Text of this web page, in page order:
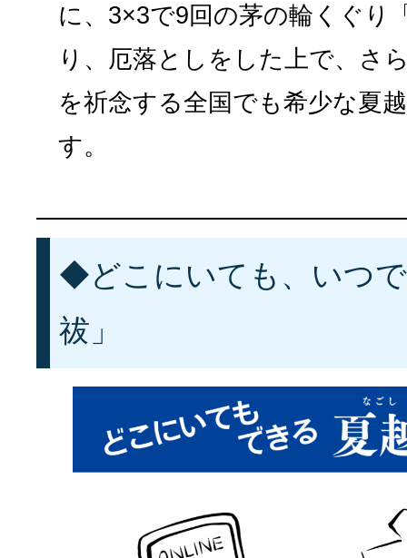
に、3×3で9回の茅の輪くぐり
り、厄落としをした上で、さ
を祈念する全国でも希少な夏
す。
◆どこにいても、いつ
祓」